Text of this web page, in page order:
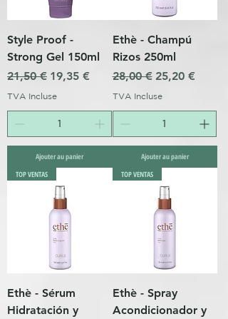
Style Proof -
Strong Gel 150ml
Prix original
21,50 € Prix promotionnel
19,35 €
TVA Incluse
Ajouter au panier
Ethè - Champú
Rizos 250ml
Prix original
28,00 € Prix
25,20 €
TVA Incluse
Ajouter au panier
TOP VENTAS
Ethè - Sérum
Hidratación y
TOP VENTAS
Ethè - Spray
Acondicionador y